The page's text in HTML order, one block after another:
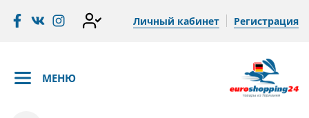
Личный кабинет Регистрация
МЕНЮ